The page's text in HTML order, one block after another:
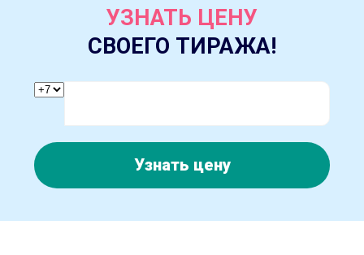
УЗНАТЬ ЦЕНУ
СВОЕГО ТИРАЖА!
Узнать цену